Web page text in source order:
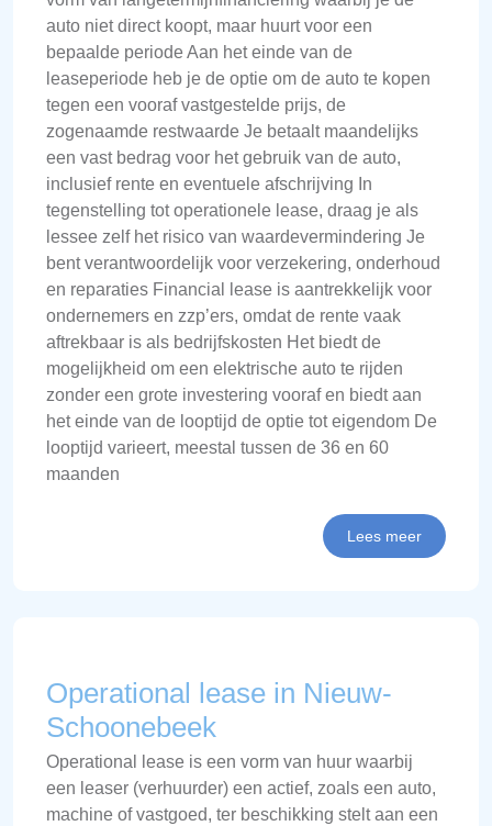
auto niet direct koopt, maar huurt voor een
bepaalde periode Aan het einde van de
leaseperiode heb je de optie om de auto te kopen
tegen een vooraf vastgestelde prijs, de
zogenaamde restwaarde Je betaalt maandelijks
een vast bedrag voor het gebruik van de auto,
inclusief rente en eventuele afschrijving In
tegenstelling tot operationele lease, draag je als
lessee zelf het risico van waardevermindering Je
bent verantwoordelijk voor verzekering, onderhoud
en reparaties Financial lease is aantrekkelijk voor
ondernemers en zzp’ers, omdat de rente vaak
aftrekbaar is als bedrijfskosten Het biedt de
mogelijkheid om een elektrische auto te rijden
zonder een grote investering vooraf en biedt aan
het einde van de looptijd de optie tot eigendom De
looptijd varieert, meestal tussen de 36 en 60
maanden
Lees meer
Operational lease in Nieuw-
Schoonebeek
Operational lease is een vorm van huur waarbij
een leaser (verhuurder) een actief, zoals een auto,
machine of vastgoed, ter beschikking stelt aan een